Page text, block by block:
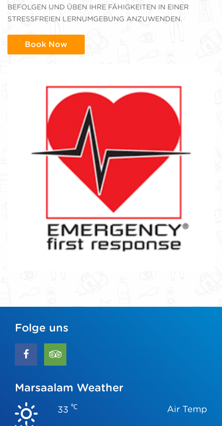
BEFOLGEN UND ÜBEN IHRE FÄHIGKEITEN IN EINER
STRESSFREIEN LERNUMGEBUNG ANZUWENDEN.
Book Now
Folge uns
Marsaalam Weather
33 ℃ Air Temp